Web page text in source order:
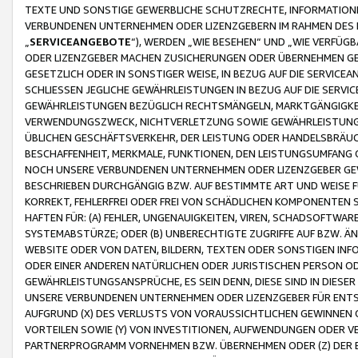
TEXTE UND SONSTIGE GEWERBLICHE SCHUTZRECHTE,
VERBUNDENEN UNTERNEHMEN ODER LIZENZGEBERN IM RAHMEN
SERVICEANGEBOTE“), WERDEN „WIE BESEHEN“ UND „WIE
ODER LIZENZGEBER MACHEN ZUSICHERUNGEN ODER ÜBERNEHMEN
GESETZLICH ODER IN SONSTIGER WEISE, IN BEZUG AUF DIE
SCHLIESSEN JEGLICHE GEWÄHRLEISTUNGEN IN BEZUG AUF DIE
GEWÄHRLEISTUNGEN BEZÜGLICH RECHTSMÄNGELN,
VERWENDUNGSZWECK, NICHTVERLETZUNG SOWIE
ÜBLICHEN GESCHÄFTSVERKEHR, DER LEISTUNG ODER
BESCHAFFENHEIT, MERKMALE, FUNKTIONEN, DEN
NOCH UNSERE VERBUNDENEN UNTERNEHMEN ODER LIZENZGEBER
BESCHRIEBEN DURCHGÄNGIG BZW. AUF BESTIMMTE ART UND
KORREKT, FEHLERFREI ODER FREI VON SCHÄDLICHEN
HAFTEN FÜR: (A) FEHLER, UNGENAUIGKEITEN, VIREN,
SYSTEMABSTÜRZE; ODER (B) UNBERECHTIGTE ZUGRIFFE AUF BZW.
WEBSITE ODER VON DATEN, BILDERN, TEXTEN ODER SONSTIGEN
ODER EINER ANDEREN NATÜRLICHEN ODER JURISTISCHEN PERSON
GEWÄHRLEISTUNGSANSPRÜCHE, ES SEIN DENN, DIESE SIND IN
UNSERE VERBUNDENEN UNTERNEHMEN ODER LIZENZGEBER FÜR
AUFGRUND (X) DES VERLUSTS VON VORAUSSICHTLICHEN
VORTEILEN SOWIE (Y) VON INVESTITIONEN, AUFWENDUNGEN ODER
PARTNERPROGRAMM VORNEHMEN BZW. ÜBERNEHMEN ODER (Z)